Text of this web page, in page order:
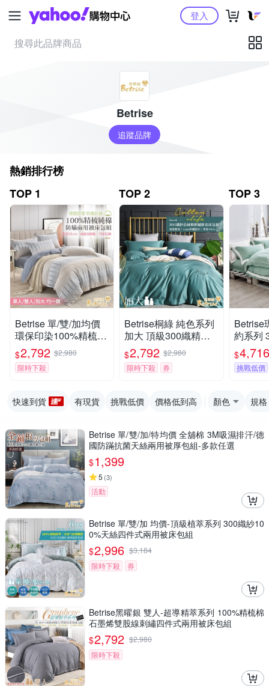
Yahoo購物中心登入
Betrise
追蹤品牌
熱銷排行榜
TOP 1
Betrise 單/雙/加均價
環保印染100%精梳純
棉防蹣抗菌四件式兩
用被床包組
$2,792 $2,980
限時下殺
TOP 2
Betrise桐綠 純色系列
加大 頂級300織精梳
長絨棉素色刺繡四件
式被套床包組
$2,792 $2,980
限時下殺
券
TOP 3
Betrise
約系列
純天
式兩用
$4,716
挑戰低價
快速到貨 有現貨 挑戰低價 價格低到高 顏色 規格
Betrise 單/雙/加/特均價 全舖棉 3M吸濕排汗/德
國防蹣抗菌天絲兩用被厚包組-多款任選
$1,399
5 (3)
活動
Betrise 單/雙/加 均價-頂級植萃系列 300織紗10
0%天絲四件式兩用被床包組
$2,996 $3,184
限時下殺
券
Betrise黑曜銀 雙人-超導精萃系列 100%精梳棉
石墨烯雙股線刺繡四件式兩用被床包組
$2,792 $2,980
限時下殺